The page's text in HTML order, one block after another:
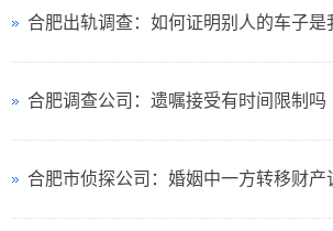
合肥出轨调查：如何证明别人的车子是
合肥调查公司：遗嘱接受有时间限制吗
合肥市侦探公司：婚姻中一方转移财产